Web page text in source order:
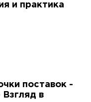
и практика
поставок -
в